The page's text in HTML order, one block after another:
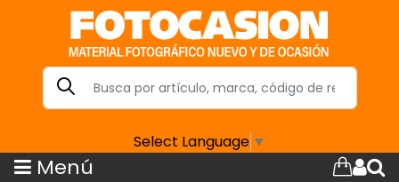
Select Language ▼
Menú